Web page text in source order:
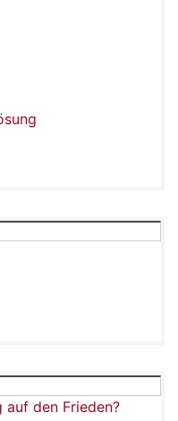
auf den Frieden?